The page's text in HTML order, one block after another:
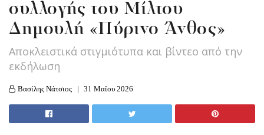
συλλογής του Μίλτου
Δημουλή «Πύρινο Άνθος»
Αποκλειστικά στιγμιότυπα και βίντεο από την
εκδήλωση
Βασίλης Νάτσιος 31 Μαΐου 2026